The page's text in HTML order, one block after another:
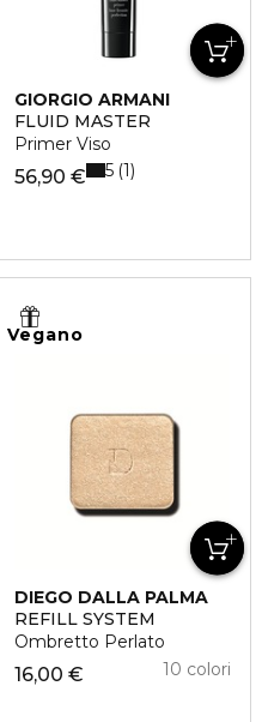
GIORGIO ARMANI
FLUID MASTER
Primer Viso
56,90 € 5 1
Vegano
DIEGO DALLA PALMA
REFILL SYSTEM
Ombretto Perlato
16,00 € 10 colori